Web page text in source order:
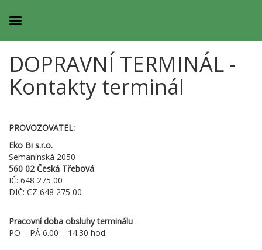
DOPRAVNÍ TERMINÁL -
Kontakty terminál
PROVOZOVATEL:
Eko Bi s.r.o.
Semanínská 2050
560 02 Česká Třebová
IČ: 648 275 00
DIČ: CZ 648 275 00
Pracovní doba obsluhy terminálu :
PO – PÁ 6.00 – 14.30 hod.